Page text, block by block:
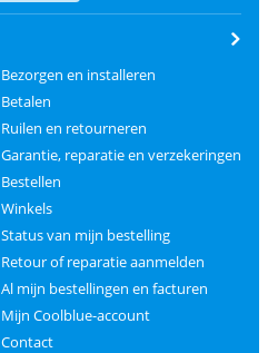
Bezorgen en installeren
Betalen
Ruilen en retourneren
Garantie, reparatie en verzekeringen
Bestellen
Winkels
Status van mijn bestelling
Retour of reparatie aanmelden
Al mijn bestellingen en facturen
Mijn Coolblue-account
Contact